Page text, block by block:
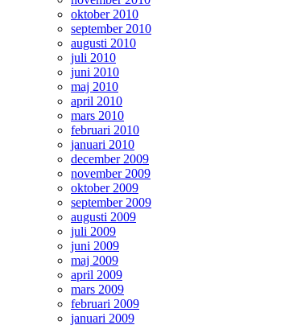
oktober 2010
september 2010
augusti 2010
juli 2010
juni 2010
maj 2010
april 2010
mars 2010
februari 2010
januari 2010
december 2009
november 2009
oktober 2009
september 2009
augusti 2009
juli 2009
juni 2009
maj 2009
april 2009
mars 2009
februari 2009
januari 2009